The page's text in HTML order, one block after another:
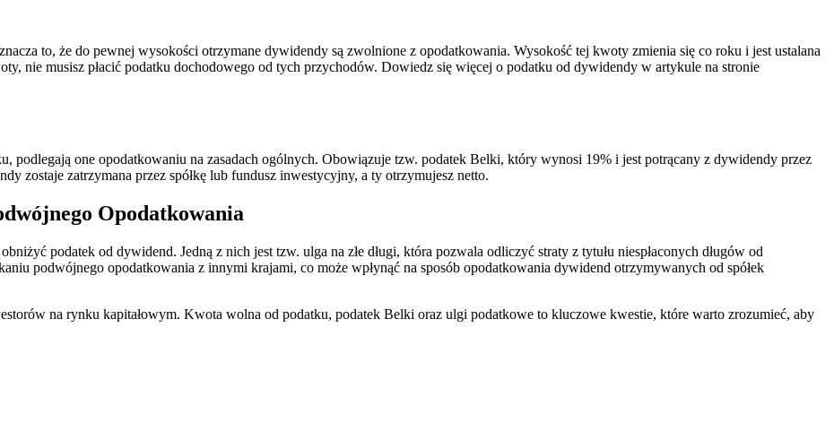
to, że do pewnej wysokości otrzymane dywidendy są zwolnione z opodatkowania. Wysokość tej kwoty zmienia się co roku i jest ustalana
nie musisz płacić podatku dochodowego od tych przychodów. Dowiedz się więcej o podatku od dywidendy w artykule na stronie
podlegają one opodatkowaniu na zasadach ogólnych. Obowiązuje tzw. podatek Belki, który wynosi 19% i jest potrącany z dywidendy przez
zostaje zatrzymana przez spółkę lub fundusz inwestycyjny, a ty otrzymujesz netto.
Opodatkowania
podatek od dywidend. Jedną z nich jest tzw. ulga na złe długi, która pozwala odliczyć straty z tytułu niespłaconych długów od
podwójnego opodatkowania z innymi krajami, co może wpłynąć na sposób opodatkowania dywidend otrzymywanych od spółek
na rynku kapitałowym. Kwota wolna od podatku, podatek Belki oraz ulgi podatkowe to kluczowe kwestie, które warto zrozumieć, aby